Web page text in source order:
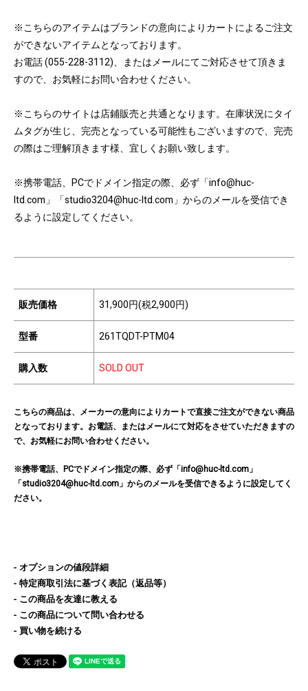
※こちらのアイテムはブランドの意向によりカートによるご注文
ができないアイテムとなっております。
お電話 (055-228-3112)、またはメールにてご対応させて頂きま
すので、お気軽にお問い合わせください。
※こちらのサイトは店鋪販売と共通となります。在庫状況にタイ
ムタグが生じ、完売となっている可能性もございますので、完売
の際はご理解頂きます様、宜しくお願い致します。
※携帯電話、PCでドメイン指定の際、必ず「info@huc-
ltd.com」「studio3204@huc-ltd.com」からのメールを受信でき
るように設定してください。
販売価格 31,900円(税2,900円)
型番 261TQDT-PTM04
購入数 SOLD OUT
こちらの商品は、メーカーの意向によりカートで直接ご注文ができない商品
となっております。お電話、またはメールにて対応をさせていただきますの
で、お気軽にお問い合わせください。
※携帯電話、PCでドメイン指定の際、必ず「info@huc-ltd.com」
「studio3204@huc-ltd.com」からのメールを受信できるように設定してく
ださい。
オプションの値段詳細
特定商取引法に基づく表記（返品等）
この商品を友達に教える
この商品について問い合わせる
買い物を続ける